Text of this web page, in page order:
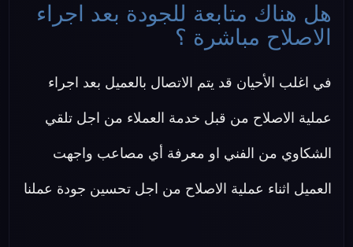
هل هناك متابعة للجودة بعد اجراء
الاصلاح مباشرة ؟
في اغلب الأحيان قد يتم الاتصال بالعميل بعد اجراء
عملية الاصلاح من قبل خدمة العملاء من اجل تلقي
الشكاوي من الفني او معرفة أي مصاعب واجهت
العميل اثناء عملية الاصلاح من اجل تحسين جودة عملنا